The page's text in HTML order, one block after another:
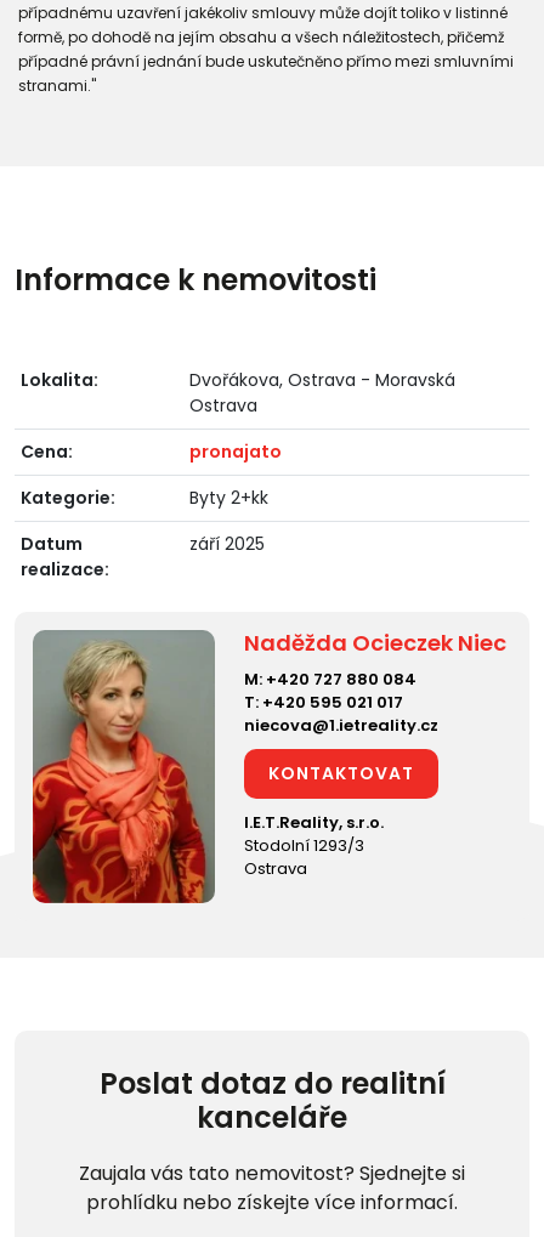
případnému uzavření jakékoliv smlouvy může dojít toliko v listinné
formě, po dohodě na jejím obsahu a všech náležitostech, přičemž
případné právní jednání bude uskutečněno přímo mezi smluvními
stranami."
Informace k nemovitosti
Lokalita:
Dvořákova, Ostrava - Moravská
Ostrava
Cena:
pronajato
Kategorie:
Byty 2+kk
Datum
realizace:
září 2025
Naděžda Ocieczek Niec
M: +420 727 880 084
T: +420 595 021 017
niecova@1.ietreality.cz
KONTAKTOVAT
I.E.T.Reality, s.r.o.
Stodolní 1293/3
Ostrava
Poslat dotaz do realitní
kanceláře
Zaujala vás tato nemovitost? Sjednejte si
prohlídku nebo získejte více informací.